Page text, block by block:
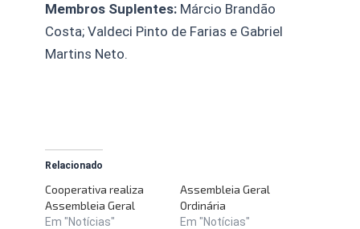
Membros Suplentes: Márcio Brandão
Costa; Valdeci Pinto de Farias e Gabriel
Martins Neto.
Relacionado
Cooperativa realiza
Assembleia Geral
Em "Notícias"
Assembleia Geral
Ordinária
Em "Notícias"